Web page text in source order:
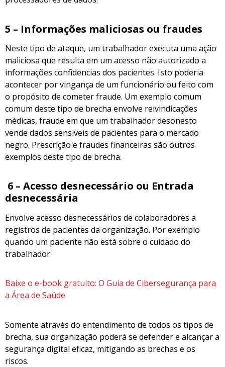
5 – Informações maliciosas ou fraudes
Neste tipo de ataque, um trabalhador executa uma ação
maliciosa que resulta em um acesso não autorizado a
informações confidencias dos pacientes. Isto poderia
acontecer por vingança de um funcionário ou feito com
o propósito de cometer fraude. Um exemplo comum
comum deste tipo de brecha envolve reivindicações
médicas, fraude em que um trabalhador desonesto
vende dados sensíveis de pacientes para o mercado
negro. Prescrição e fraudes financeiras são outros
exemplos deste tipo de brecha.
6 – Acesso desnecessário ou Entrada
desnecessária
Envolve acesso desnecessários de colaboradores a
registros de pacientes da organização. Por exemplo
quando um paciente não está sobre o cuidado do
trabalhador.
Baixe o e-book gratuito: O Guia de Cibersegurança para
a Área de Saúde
Somente através do entendimento de todos os tipos de
brecha, sua organização poderá se defender e alcançar a
segurança digital eficaz, mitigando as brechas e os
riscos.